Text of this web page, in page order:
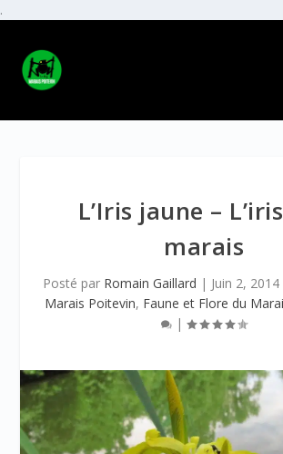
.
L’Iris jaune –
marais
Posté par Romain Gaillard | Juin 2, 2014
Marais Poitevin, Faune et Flore du
|